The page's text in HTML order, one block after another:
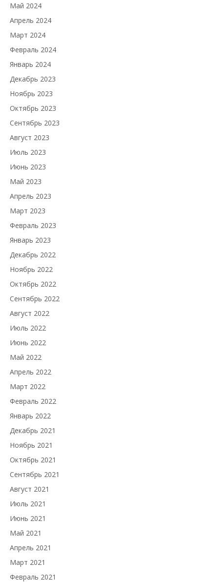
Май 2024
Апрель 2024
Март 2024
Февраль 2024
Январь 2024
Декабрь 2023
Ноябрь 2023
Октябрь 2023
Сентябрь 2023
Август 2023
Июль 2023
Июнь 2023
Май 2023
Апрель 2023
Март 2023
Февраль 2023
Январь 2023
Декабрь 2022
Ноябрь 2022
Октябрь 2022
Сентябрь 2022
Август 2022
Июль 2022
Июнь 2022
Май 2022
Апрель 2022
Март 2022
Февраль 2022
Январь 2022
Декабрь 2021
Ноябрь 2021
Октябрь 2021
Сентябрь 2021
Август 2021
Июль 2021
Июнь 2021
Май 2021
Апрель 2021
Март 2021
Февраль 2021